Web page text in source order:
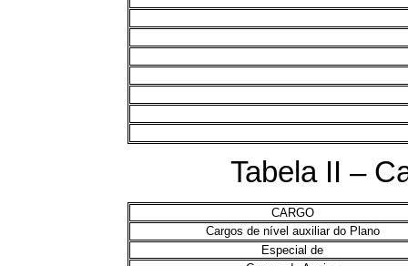
Tabela II –
CARGO
Cargos de nível auxiliar do Plano
Especial de